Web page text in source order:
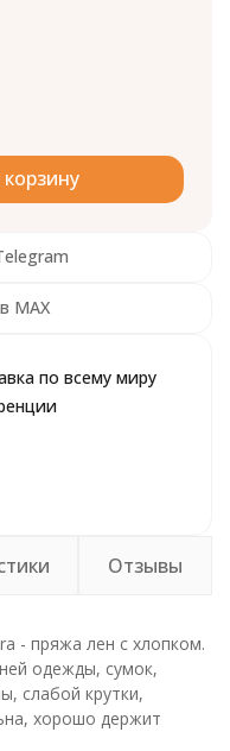
корзину
MAX
по всему миру
Отзывы
- пряжа лен с хлопком.
одежды, сумок,
слабой крутки,
хорошо держит